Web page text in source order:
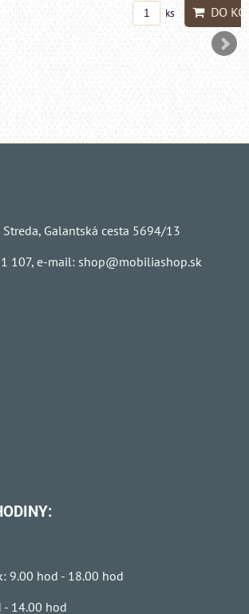
ks DO
Galantská cesta 5694/13
107, e-mail: shop@mobiliashop.sk
9.00 hod - 18.00 hod
- 14.00 hod